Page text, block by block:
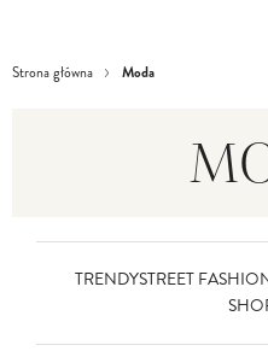
Strona główna Moda
TRENDYSTREET